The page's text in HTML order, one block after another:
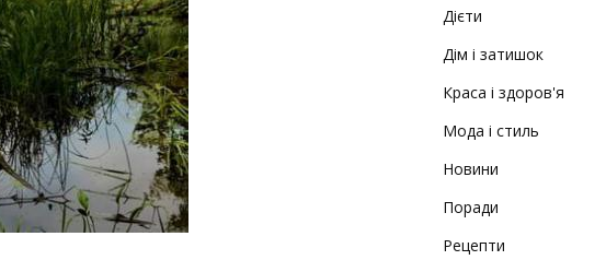
Дієти
Дім і затишок
Краса і здоров'я
Мода і стиль
Новини
Поради
Рецепти